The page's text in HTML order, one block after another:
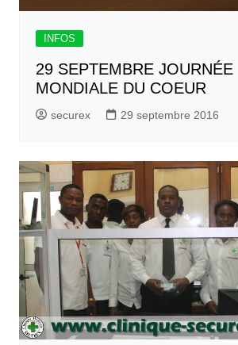
INFOS
29 SEPTEMBRE JOURNÉE
MONDIALE DU COEUR
securex 29 septembre 2016